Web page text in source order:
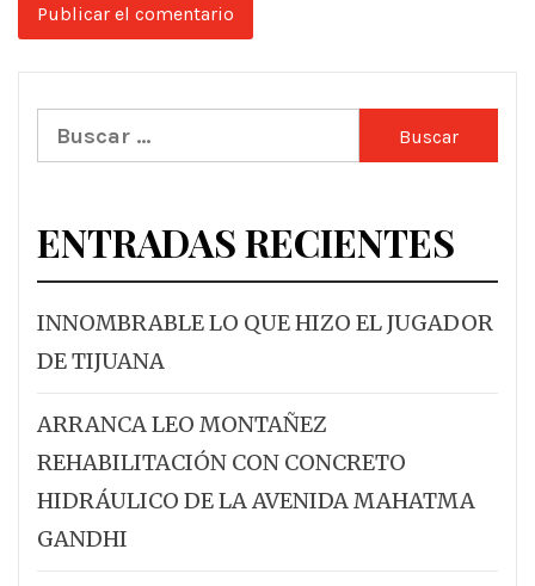
Buscar:
ENTRADAS RECIENTES
INNOMBRABLE LO QUE HIZO EL JUGADOR
DE TIJUANA
ARRANCA LEO MONTAÑEZ
REHABILITACIÓN CON CONCRETO
HIDRÁULICO DE LA AVENIDA MAHATMA
GANDHI